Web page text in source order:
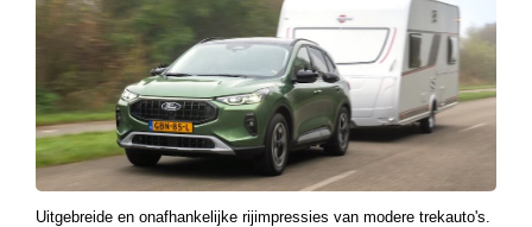
Uitgebreide en onafhankelijke rijimpressies van modere trekauto's.